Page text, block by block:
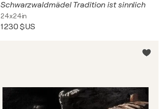
Schwarzwaldmädel Tradition ist sinnlich
24x24in
1 230 $US